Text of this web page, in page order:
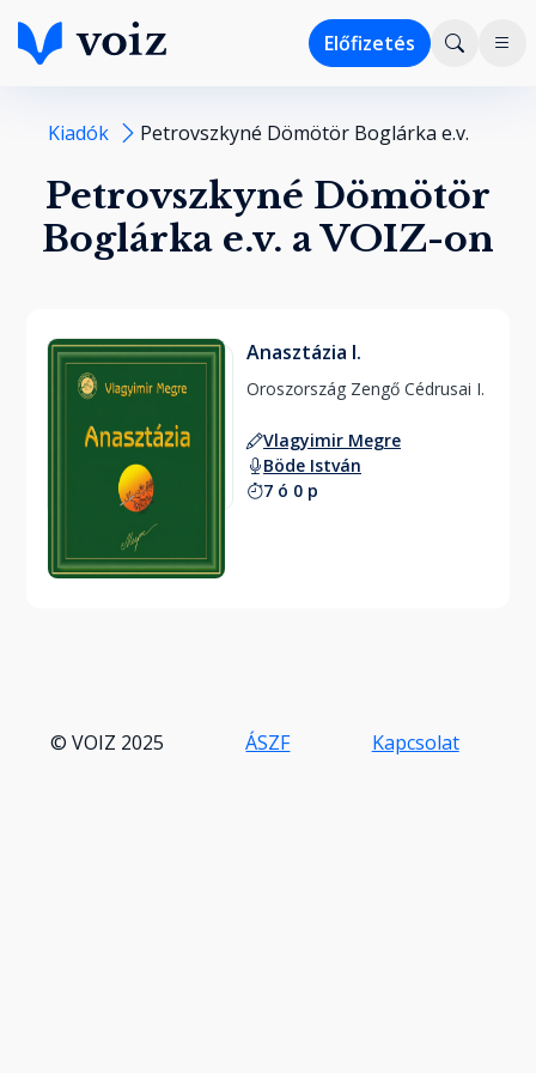
Előfizetés
Kiadók Petrovszkyné Dömötör Boglárka e.v.
Petrovszkyné Dömötör
Boglárka e.v. a VOIZ-on
Anasztázia I.
Vlagyimir Megre
Böde István
7 ó 0 p
© VOIZ 2025 ÁSZF Kapcsolat